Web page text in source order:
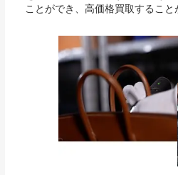
ことができ、高価格買取すること